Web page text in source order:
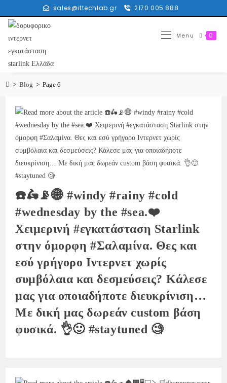
sales@ittechlab.gr 2170 005 888
0
Menu
> Blog > Page 6
☎️🛵📡🌐 #windy #rainy #cold
#wednesday by the #sea.❤️
Χειμερινή #εγκατάσταση Starlink
στην όμορφη #Σαλαμίνα. Θες και
εσύ γρήγορο Ιντερνετ χωρίς
συμβόλαια και δεσμεύσεις? Κάλεσε
μας για οποιαδήποτε διευκρίνιση…
Με δική μας δωρεάν custom βάση
φυσικά. 👌🙂 #staytuned 🧐